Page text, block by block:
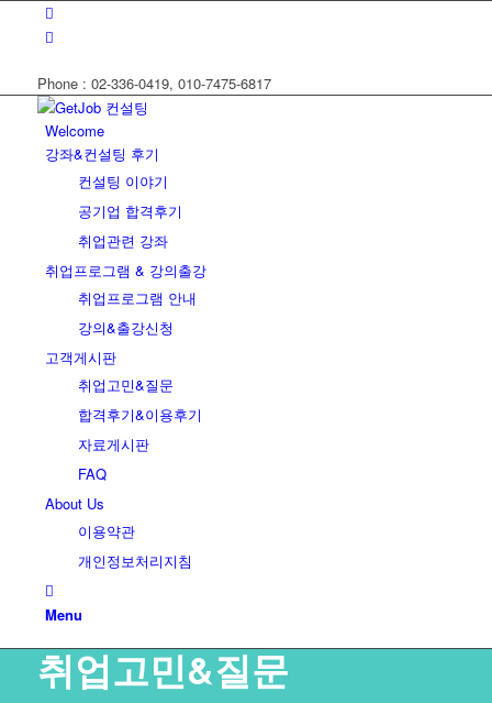
Phone : 02-336-0419, 010-7475-6817
Welcome
강좌&컨설팅 후기
컨설팅 이야기
공기업 합격후기
취업관련 강좌
취업프로그램 & 강의출강
취업프로그램 안내
강의&출강신청
고객게시판
취업고민&질문
합격후기&이용후기
자료게시판
FAQ
About Us
이용약관
개인정보처리지침
Menu
취업고민&질문